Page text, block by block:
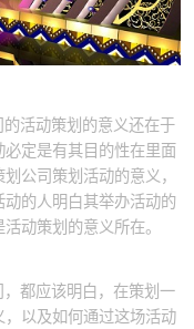
活动策划的意义还在于
定是有其目的性在里面
公司策划活动的意义，
的人明白其举办活动的
动策划的意义所在。
都应该明白，在策划一
以及如何通过这场活动